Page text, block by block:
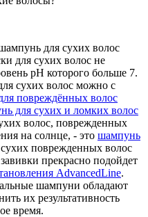
для сухих волос
для сухих волос не
pH которого больше 7.
сухих волос можно с
повреждённых волос
для сухих и ломких волос
волос, поврежденных
на солнце, - это шампунь
поврежденных волос
прекрасно подойдет
AdvancedLine.
шампуни обладают
их результативность
время.